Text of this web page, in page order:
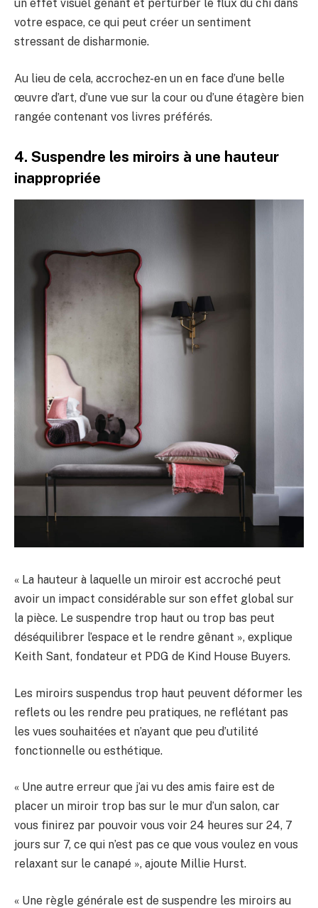
un effet visuel gênant et perturber le flux du chi dans
votre espace, ce qui peut créer un sentiment
stressant de disharmonie.
Au lieu de cela, accrochez-en un en face d’une belle
œuvre d’art, d’une vue sur la cour ou d’une étagère bien
rangée contenant vos livres préférés.
4. Suspendre les miroirs à une hauteur
inappropriée
« La hauteur à laquelle un miroir est accroché peut
avoir un impact considérable sur son effet global sur
la pièce. Le suspendre trop haut ou trop bas peut
déséquilibrer l’espace et le rendre gênant », explique
Keith Sant, fondateur et PDG de Kind House Buyers.
Les miroirs suspendus trop haut peuvent déformer les
reflets ou les rendre peu pratiques, ne reflétant pas
les vues souhaitées et n’ayant que peu d’utilité
fonctionnelle ou esthétique.
« Une autre erreur que j’ai vu des amis faire est de
placer un miroir trop bas sur le mur d’un salon, car
vous finirez par pouvoir vous voir 24 heures sur 24, 7
jours sur 7, ce qui n’est pas ce que vous voulez en vous
relaxant sur le canapé », ajoute Millie Hurst.
« Une règle générale est de suspendre les miroirs au